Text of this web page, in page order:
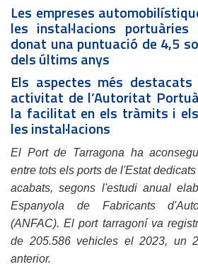
Les empreses
les instal·lacions
donat una puntuació de 4,5
dels últims anys
Els aspectes més
activitat de l’Autoritat
la facilitat en els tràmits i
les instal·lacions
El Port de Tarragona ha
entre tots els ports de l'Estat
acabats, segons l'estudi anual
Espanyola de Fabricants
(ANFAC). El port tarragoní va
de 205.586 vehicles el 2023, un
anterior.